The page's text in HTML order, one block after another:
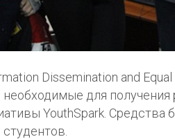
Dissemination and
необходимые для
YouthSpark.